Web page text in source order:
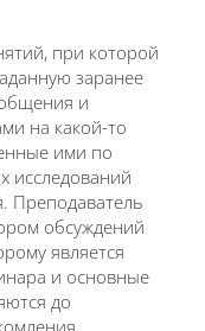
при которой
заранее
и
на какой-то
ими по
исследований
Преподаватель
обсуждений
является
и основные
до